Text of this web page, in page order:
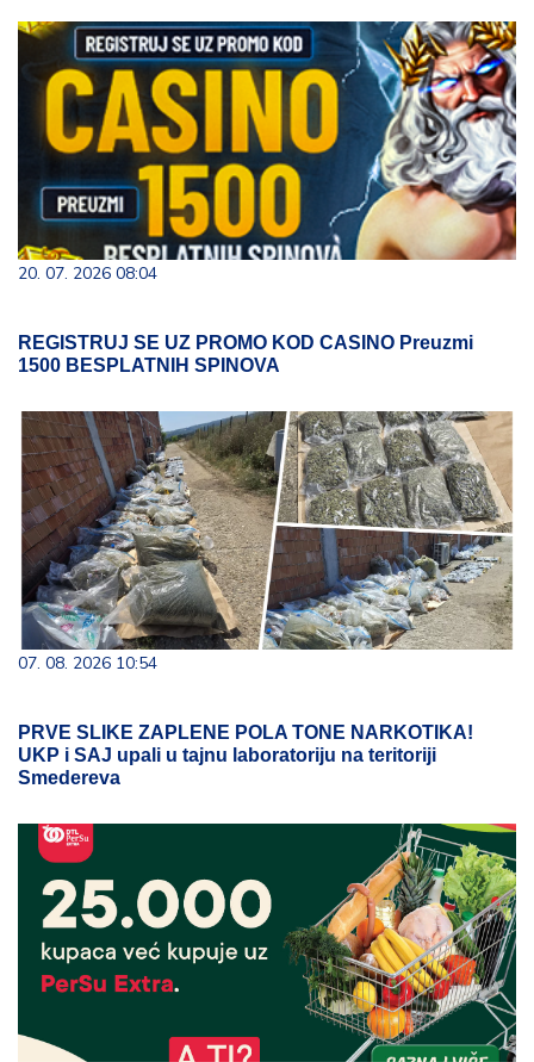
20. 07. 2026 08:04
REGISTRUJ SE UZ PROMO KOD CASINO Preuzmi
1500 BESPLATNIH SPINOVA
07. 08. 2026 10:54
PRVE SLIKE ZAPLENE POLA TONE NARKOTIKA!
UKP i SAJ upali u tajnu laboratoriju na teritoriji
Smedereva